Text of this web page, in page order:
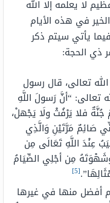
لا يعلمه إلا الله
في هذه الأيام
يأتي سيتم ذكر
ذي الحجة:
تعالى، قال رسول
تعالى: “أنَّ رَسولَ اللَّهِ
فلا يَرْفُثْ ولَا يَجْهلْ،
صَائِمٌ مَرَّتَيْنِ وَالَّذِي
عِنْدَ اللَّهِ تَعَالَى مِن
مِن أجْلِي الصِّيَامُ
[5]
أفضل منها في غيرها